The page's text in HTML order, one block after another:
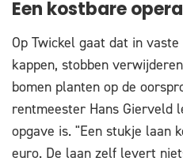
Een kostbare
Op Twickel gaat dat in
kappen, stobben
bomen planten op de
rentmeester Hans Gierveld
opgave is. "Een stukje laan
euro. De laan zelf levert